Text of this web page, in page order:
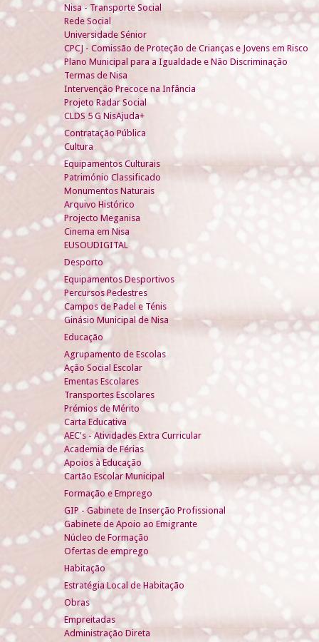
Nisa - Transporte Social
Rede Social
Universidade Sénior
CPCJ - Comissão de Proteção de Crianças e Jovens em Risco
Plano Municipal para a Igualdade e Não Discriminação
Termas de Nisa
Intervenção Precoce na Infância
Projeto Radar Social
CLDS 5 G NisAjuda+
Contratação Pública
Cultura
Equipamentos Culturais
Património Classificado
Monumentos Naturais
Arquivo Histórico
Projecto Meganisa
Cinema em Nisa
EUSOUDIGITAL
Desporto
Equipamentos Desportivos
Percursos Pedestres
Campos de Padel e Ténis
Ginásio Municipal de Nisa
Educação
Agrupamento de Escolas
Ação Social Escolar
Ementas Escolares
Transportes Escolares
Prémios de Mérito
Carta Educativa
AEC's - Atividades Extra Curricular
Academia de Férias
Apoios à Educação
Cartão Escolar Municipal
Formação e Emprego
GIP - Gabinete de Inserção Profissional
Gabinete de Apoio ao Emigrante
Núcleo de Formação
Ofertas de emprego
Habitação
Estratégia Local de Habitação
Obras
Empreitadas
Administração Direta